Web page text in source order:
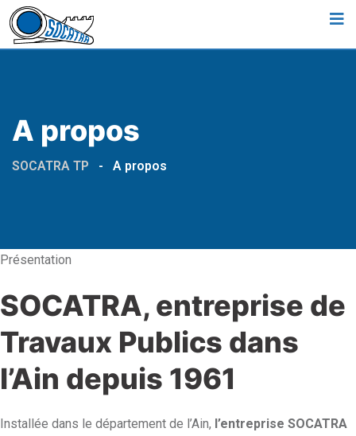
A propos
SOCATRA TP - A propos
Présentation
SOCATRA, entreprise de
Travaux Publics dans
l’Ain depuis 1961
Installée dans le département de l’Ain, l’entreprise SOCATRA